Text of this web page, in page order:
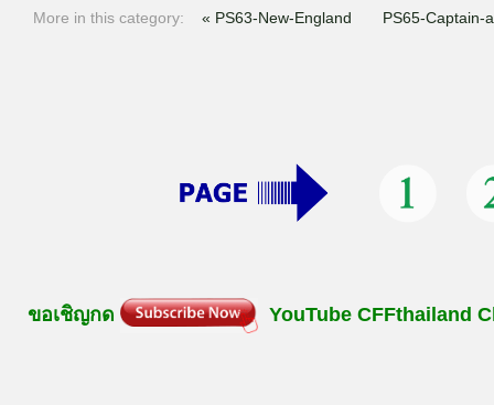
More in this category: « PS63-New-England PS65-Captain-
ขอเชิญกด YouTube CFFthailand